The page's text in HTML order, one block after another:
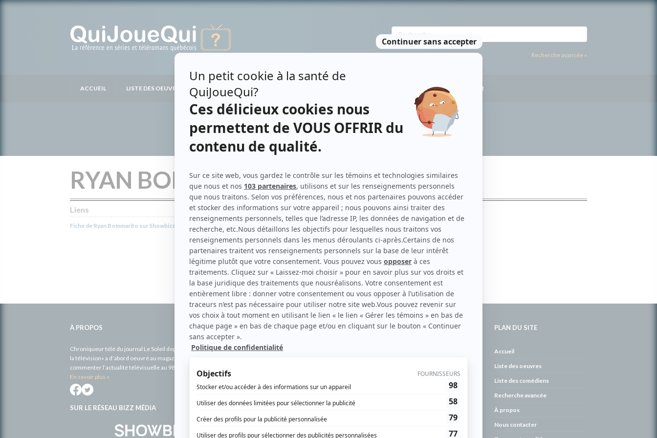
Recherche avancée »
ACCUEIL LISTE DES OEUVRES LISTE DES PERSONNES NOUS CONTACTER
RYAN BOMMARITO
Liens
Fiche de Ryan Bommarito sur Showbizz.net
Personnages
Sorcières(Michael Walker, jeune 2023-2025)
L'air d'aller (Stuart Duchamp)
À PROPOS
Chroniqueur télé du journal Le Soleil depuis 2001, Richard Therrien carbure à son petit écran. Celui qu’on surnomme parfois «l’encyclopédie de
la télévision» a d’abord oeuvré au magazine TV Hebdo de 1996 à 2001. Sa spécialité: la télé québécoise. On peut l’entendre régulièrement
commenter l’actualité télévisuelle au 98,5.
En savoir plus »
SUR LE RÉSEAU BIZZ MÉDIA
PLAN DU SITE
Accueil
Liste des oeuvres
Liste des comédiens
Recherche avancée
À propos
Nous contacter